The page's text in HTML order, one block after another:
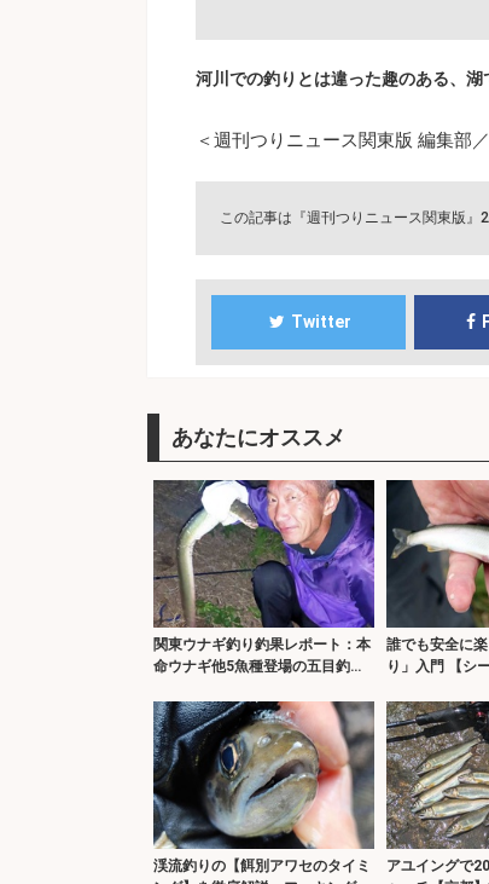
河川での釣りとは違った趣のある、湖
＜週刊つりニュース関東版 編集部
この記事は『週刊つりニュース関東版
Twitter
あなたにオススメ
関東ウナギ釣り釣果レポート：本
命ウナギ他5魚種登場の五目釣り
誰でも安全に
り」入門 【シ
渓流釣りの【餌別アワセのタイミ
アユイングで